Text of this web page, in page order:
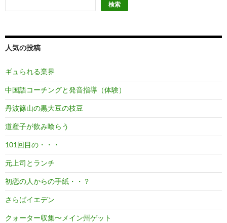
検索
人気の投稿
ギュられる業界
中国語コーチングと発音指導（体験）
丹波篠山の黒大豆の枝豆
道産子が飲み喰らう
101回目の・・・
元上司とランチ
初恋の人からの手紙・・？
さらばイエデン
クォーター収集〜メイン州ゲット